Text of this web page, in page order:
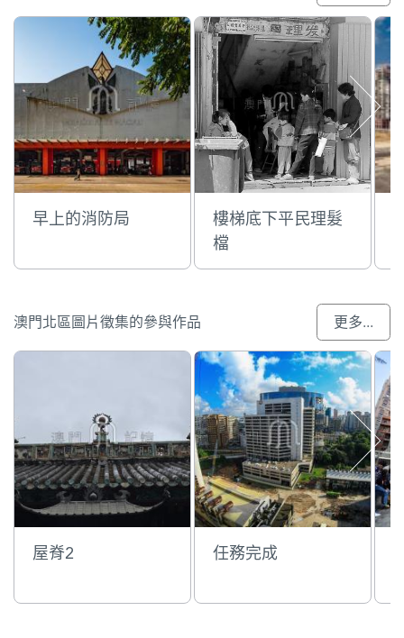
早上的消防局
樓梯底下平民理髮
檔
澳門北區圖片徵集的參與作品 更多...
屋脊2 任務完成